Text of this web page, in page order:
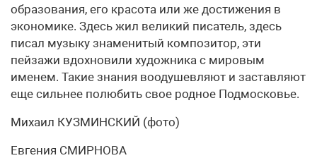
образования, его красота или же достижения в
экономике. Здесь жил великий писатель, здесь
писал музыку знаменитый композитор, эти
пейзажи вдохновили художника с мировым
именем. Такие знания воодушевляют и заставляют
еще сильнее полюбить свое родное Подмосковье.
Михаил КУЗМИНСКИЙ (фото)
Евгения СМИРНОВА